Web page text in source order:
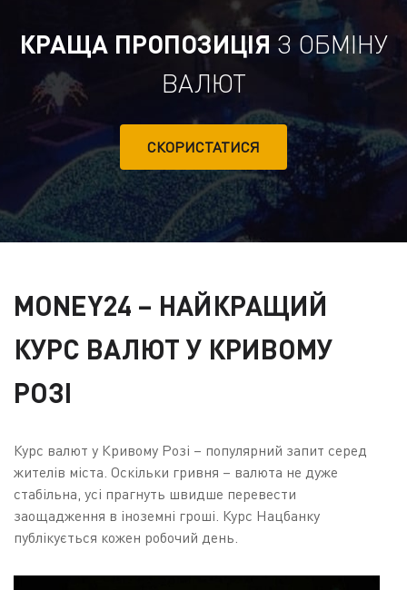
КРАЩА ПРОПОЗИЦІЯ З ОБМІНУ
ВАЛЮТ
СКОРИСТАТИСЯ
MONEY24 – НАЙКРАЩИЙ
КУРС ВАЛЮТ У КРИВОМУ
РОЗІ
Курс валют у Кривому Розі – популярний запит серед
жителів міста. Оскільки гривня – валюта не дуже
стабільна, усі прагнуть швидше перевести
заощадження в іноземні гроші. Курс Нацбанку
публікується кожен робочий день.